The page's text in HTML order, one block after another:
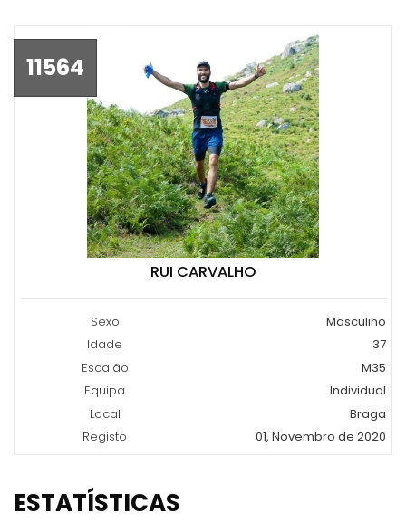
11564
RUI CARVALHO
Sexo
Masculino
Idade
37
Escalão
M35
Equipa
Individual
Local
Braga
Registo
01, Novembro de 2020
ESTATÍSTICAS